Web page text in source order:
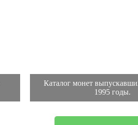
Каталог монет
1995 годы.